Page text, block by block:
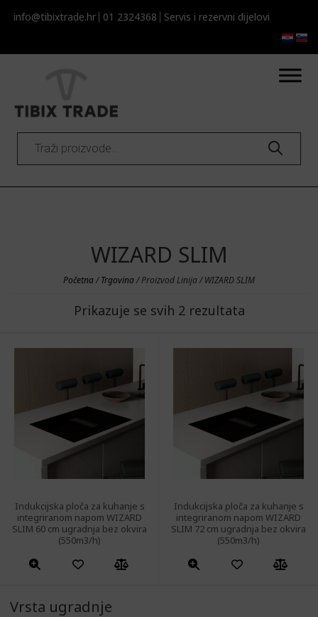
info@tibixtrade.hr 01 2324368 Servis i rezervni dijelovi​​
Products
search
WIZARD SLIM
Početna/Trgovina/ Proizvod Linija / WIZARD SLIM
Prikazuje se svih 2 rezultata
Indukcijska ploča za kuhanje s
integriranom napom WIZARD
SLIM 60 cm ugradnja bez okvira
(550m3/h)
Indukcijska ploča za kuhanje s
integriranom napom WIZARD
SLIM 72 cm ugradnja bez okvira
(550m3/h)
Vrsta ugradnje